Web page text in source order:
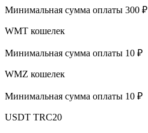
Минимальная сумма оплаты 300 ₽
WMT кошелек
Минимальная сумма оплаты 10 ₽
WMZ кошелек
Минимальная сумма оплаты 10 ₽
USDT TRC20